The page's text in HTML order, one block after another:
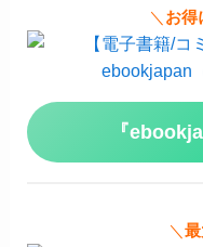
＼ お得
『
＼ 最